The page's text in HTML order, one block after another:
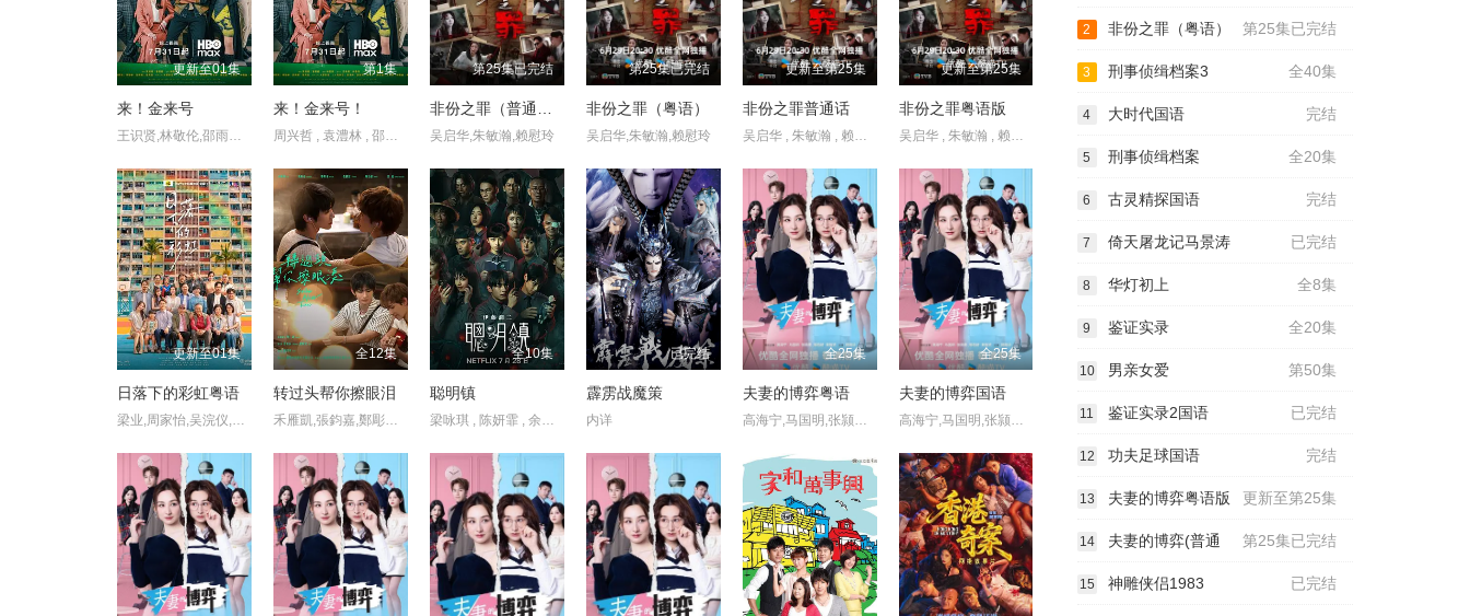
更新至01集
来！金来号
王识贤,林敬伦,邵雨薇,袁澧林,吴思贤,林思宇,周兴哲,黄冠智,叶子绮
第1集
来！金来号！
周兴哲 , 袁澧林 , 邵雨薇 , 林思宇 , 黄冠智 , 王识贤 , 林敬伦 , 吴思贤 , 叶子绮
第25集已完结
吴启华,朱敏瀚,赖慰玲
第25集已完结
非份之罪（粤语）
吴启华,朱敏瀚,赖慰玲
更新至第25集
非份之罪普通话
吴启华 , 朱敏瀚 , 赖慰玲 , 陈炜 , 吴伟豪 , 单立文 , 阮浩棕 , 刘佩玥 , 徐荣 , 何沛珈 , 贝安琪 , 戴祖仪 , 游嘉欣 , 江嘉敏 , 韦家雄 , 郑子诚 , 卢宛茵 , 李家鼎 , 谭凯琪 , 邓智坚 , 江欣燕 , 黎燕珊 , 罗冠兰 , 苏韵姿 , 吴沚默 , 叶靖仪 , 唐嘉麟 , 张翼东 , 胡敏芝 , 区霭玲 , 方绍聪 , 梁证嘉 , 陈嘉俊 , 关枫馨 , 彭翔翎 , 梁皓楷 , 李启杰 , 鬼塚 , 蔡志恩 , 罗皓谊 , 陈俊坚 , 吴天佑 , 施焯日 ,
更新至第25集
非份之罪粤语版
吴启华 , 朱敏瀚 , 赖慰玲 , 陈炜 , 吴伟豪 , 单立文 , 阮浩棕 , 刘佩玥 , 徐荣 , 何沛珈 , 贝安琪 , 戴祖仪 , 游嘉欣 , 江嘉敏 , 韦家雄 , 郑子诚 , 卢宛茵 , 李家鼎 , 谭凯琪 , 邓智坚 , 江欣燕 , 黎燕珊 , 罗冠兰 , 苏韵姿 , 吴沚默 , 叶靖仪 , 唐嘉麟 , 张翼东 , 胡敏芝 , 区霭玲 , 方绍聪 , 梁证嘉 , 陈嘉俊 , 关枫馨 , 彭翔翎 , 梁皓楷 , 李启杰 , 鬼塚 , 蔡志恩 , 罗皓谊 , 陈俊坚 , 吴天佑 , 施焯日 ,
更新至01集
日落下的彩虹粤语
梁业,周家怡,吴浣仪,栢天男,夏雨,唐诗咏,郭锋,潘灿良,黃奕晨,陈欣妍,许博文,邱士缙,葛绰瑶,许轶,何洛瑶,苏文涛
全12集
转过头帮你擦眼泪
禾雁凱,張鈞嘉,鄭彫秦,張棋富,陳泊澈,林書蘊
全10集
聪明镇
梁咏琪 , 陈妍霏 , 余杰恩 , 郑炜龄 , 许曦文 , 刘修甫 , 潘纲大 , 宋柏纬 , 乔湲媛 , 邱以太 , 赵文瑄 , 天心 , 唐从圣 , 张书伟 , 雷洪 , 温升豪 , 炎亚纶 , 蔡淑臻 , 孙沁岳 , 安原良
已完结
霹雳战魔策
内详
全25集
夫妻的博弈粤语
高海宁,马国明,张颕康,郭柏妍,黄智贤,陈晓华,游嘉欣,何广沛,邓智坚
全25集
夫妻的博弈国语
高海宁,马国明,张颕康,郭柏妍,黄智贤,陈晓华,游嘉欣,何广沛,邓智坚
第25集已完结
2 非份之罪（粤语）
全40集
3 刑事侦缉档案3
完结
4 大时代国语
全20集
5 刑事侦缉档案
完结
6 古灵精探国语
已完结
7 倚天屠龙记马景涛
全8集
8 华灯初上
全20集
9 鉴证实录
第50集
10 男亲女爱
已完结
11 鉴证实录2国语
完结
12 功夫足球国语
更新至第25集
13 夫妻的博弈粤语版
第25集已完结
14 夫妻的博弈(普通
已完结
15 神雕侠侣1983